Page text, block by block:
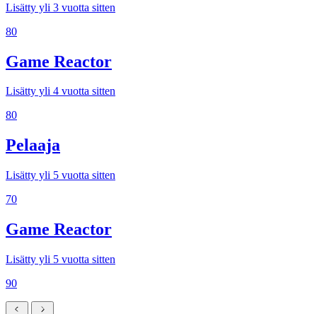
Lisätty yli 3 vuotta sitten
80
Game Reactor
Lisätty yli 4 vuotta sitten
80
Pelaaja
Lisätty yli 5 vuotta sitten
70
Game Reactor
Lisätty yli 5 vuotta sitten
90